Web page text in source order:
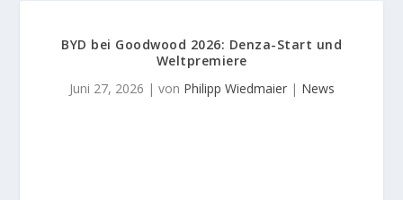
BYD bei Goodwood 2026: Denza-Start und
Weltpremiere
Juni 27, 2026 | von Philipp Wiedmaier| News